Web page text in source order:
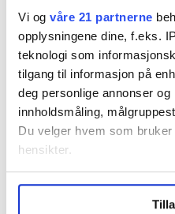
Vi og våre 21 partnerne
opplysningene dine, f.eks.
teknologi som
tilgang til informasjon på
deg personlige annonser
innholdsmåling,
Du velger hvem som
hensikter.
Undermer infokan du lese
data behandles og hvordan
at det går ut over ideelle
– Flere kommuner har
tok blant annet tilbake
offentlig drift. Utvalget
Men det må tas noen
sier Skoghaug.
Hun mener bruken av
velferden undergraver
svekker tjenestene og